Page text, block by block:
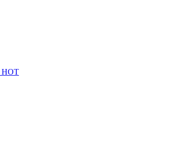
HOT